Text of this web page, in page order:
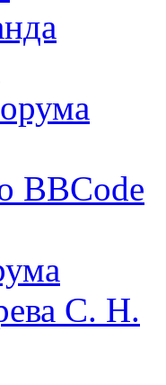
BBCode
С. Н.